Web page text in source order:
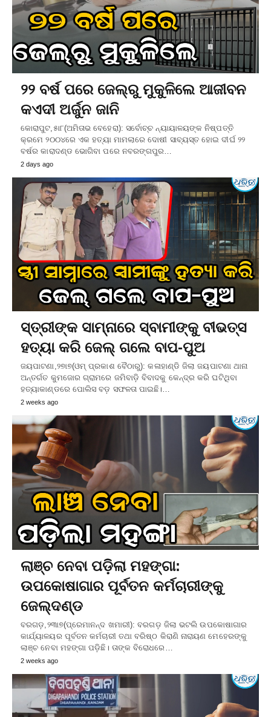
୨୨ ବର୍ଷ ପରେ ଜେଲ୍‌ରୁ ମୁକୁଳିଲେ ଆଜୀବନ
କଏଦୀ ଅର୍ଜୁନ ଜାନି
କୋରାପୁଟ,୫ା୮(ଅମିତାଭ ବେହେରା): ସର୍ବୋଚ୍ଚ ନ୍ୟାୟାଳୟଙ୍କ ନିଷ୍ପତ୍ତି
କ୍ରମେ ୨୦୦୪ରେ ଏକ ହତ୍ୟା ମାମଲାରେ ଦୋଷୀ ସାବ୍ୟସ୍ତ ହୋଇ ଦୀର୍ଘ ୨୨
ବର୍ଷର କାରାଦଣ୍ଡ ଭୋଗିବା ପରେ ନବରଙ୍ଗପୁର…
2 days ago
ସ୍ତ୍ରୀଙ୍କ ସାମ୍ନାରେ ସ୍ବାମୀଙ୍କୁ ବୀଭତ୍ସ
ହତ୍ୟା କରି ଜେଲ୍‌ ଗଲେ ବାପ-ପୁଅ
ଜୟପାଟଣା,୨୭ା୭(ଓମ୍‌ ପ୍ରକାଶ ବୈଠାରୁ): କଳାହାଣ୍ଡି ଜିଲା ଜୟପାଟଣା ଥାନା
ଅନ୍ତର୍ଗତ କୁମଜୋର ଗ୍ରାମରେ ଜମିବାଡ଼ି ବିବାଦକୁ କେନ୍ଦ୍ର କରି ଘଟିଥିବା
ହତ୍ୟାକାଣ୍ଡରେ ପୋଲିସ ବଡ଼ ସଫଳତା ପାଇଛି।…
2 weeks ago
ଲାଞ୍ଚ ନେବା ପଡ଼ିଲା ମହଙ୍ଗା:
ଉପକୋଷାଗାର ପୂର୍ବତନ କର୍ମଚାରୀଙ୍କୁ
ଜେଲ୍‌ଦଣ୍ଡ
ବରଗଡ଼,୨୩ା୭(ପ୍ରେମାନନ୍ଦ ଖମାରୀ): ବରଗଡ଼ ଜିଲା ଭଟଲି ଉପକୋଷାଗାର
କାର୍ଯ୍ୟାଳୟର ପୂର୍ବତନ କର୍ମଚାରୀ ତଥା ବରିଷ୍ଠ କିରାଣି ନାରାୟଣ ମେହେରଙ୍କୁ
ଲାଞ୍ଚ ନେବା ମହଙ୍ଗା ପଡ଼ିଛି। ତାଙ୍କ ବିରୋଧରେ…
2 weeks ago